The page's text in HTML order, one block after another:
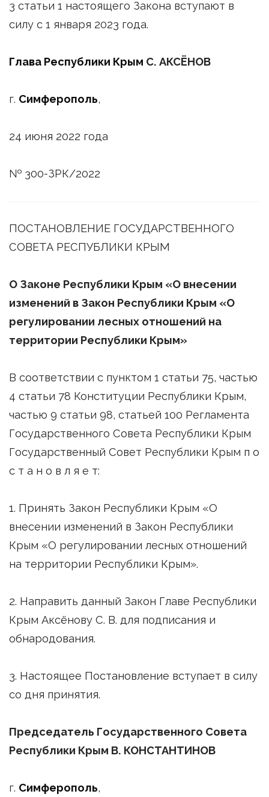
3 статьи 1 настоящего Закона вступают в
силу с 1 января 2023 года.
Глава Республики Крым С. АКСЁНОВ
г. Симферополь,
24 июня 2022 года
№ 300-ЗРК/2022
ПОСТАНОВЛЕНИЕ ГОСУДАРСТВЕННОГО
СОВЕТА РЕСПУБЛИКИ КРЫМ
О Законе Республики Крым «О внесении
изменений в Закон Республики Крым «О
регулировании лесных отношений на
территории Республики Крым»
В соответствии с пунктом 1 статьи 75, частью
4 статьи 78 Конституции Республики Крым,
частью 9 статьи 98, статьей 100 Регламента
Государственного Совета Республики Крым
Государственный Совет Республики Крым п о
с т а н о в л я е т:
1. Принять Закон Республики Крым «О
внесении изменений в Закон Республики
Крым «О регулировании лесных отношений
на территории Республики Крым».
2. Направить данный Закон Главе Республики
Крым Аксёнову С. В. для подписания и
обнародования.
3. Настоящее Постановление вступает в силу
со дня принятия.
Председатель Государственного Совета
Республики Крым В. КОНСТАНТИНОВ
г. Симферополь,